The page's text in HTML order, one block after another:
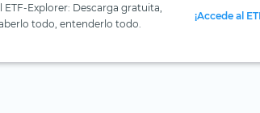
ETF-Explorer: Descarga gratuita,
todo, entenderlo todo.
¡Accede al